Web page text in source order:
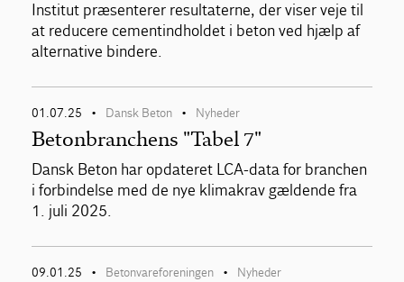
Institut præsenterer resultaterne, der viser veje til
at reducere cementindholdet i beton ved hjælp af
alternative bindere.
01.07.25 • Dansk Beton • Nyheder
Betonbranchens "Tabel 7"
Dansk Beton har opdateret LCA-data for branchen
i forbindelse med de nye klimakrav gældende fra
1. juli 2025.
09.01.25 • Betonvareforeningen • Nyheder